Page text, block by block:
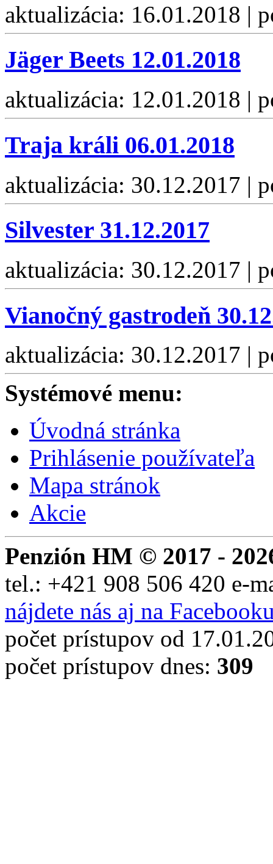
aktualizácia: 16.01.2018 |
Jäger Beets 12.01.2018
aktualizácia: 12.01.2018 |
Traja králi 06.01.2018
aktualizácia: 30.12.2017 |
Silvester 31.12.2017
aktualizácia: 30.12.2017 |
Vianočný gastrodeň
aktualizácia: 30.12.2017 |
Systémové menu:
Úvodná stránka
Prihlásenie používateľa
Mapa stránok
Akcie
Penzión HM © 2017 -
tel.: +421 908 506 420 e-
nájdete nás aj na
počet prístupov od
počet prístupov dnes: 309